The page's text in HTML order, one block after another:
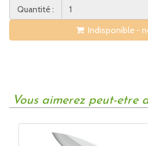
Quantité :
Indisponible -
Vous aimerez peut-etre